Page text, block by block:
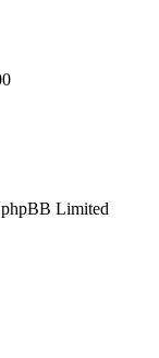
Limited